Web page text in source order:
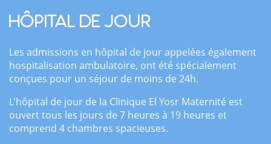
hôpital de jour
Les admissions en hôpital de jour appelées également
hospitalisation ambulatoire, ont été spécialement
conçues pour un séjour de moins de 24h.
L'hôpital de jour de la Clinique El Yosr Maternité est
ouvert tous les jours de 7 heures à 19 heures et
comprend 4 chambres spacieuses.